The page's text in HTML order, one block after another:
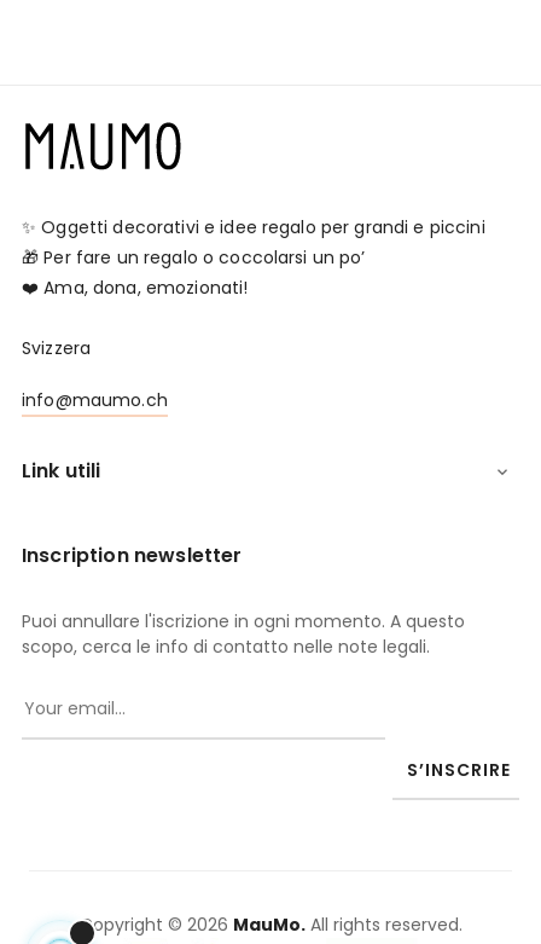
✨ Oggetti decorativi e idee regalo per grandi e piccini
🎁 Per fare un regalo o coccolarsi un po’
❤️ Ama, dona, emozionati!
Svizzera
info@maumo.ch
Link utili 
Inscription newsletter
Puoi annullare l'iscrizione in ogni momento. A questo
scopo, cerca le info di contatto nelle note legali.
S’INSCRIRE
Copyright © 2026 MauMo.All rights reserved.